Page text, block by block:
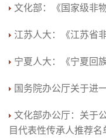
文化部：《国家级非
江苏人大：《江苏省
宁夏人大：《宁夏回
国务院办公厅关于进
文化部办公厅：关于
目代表性传承人推荐名